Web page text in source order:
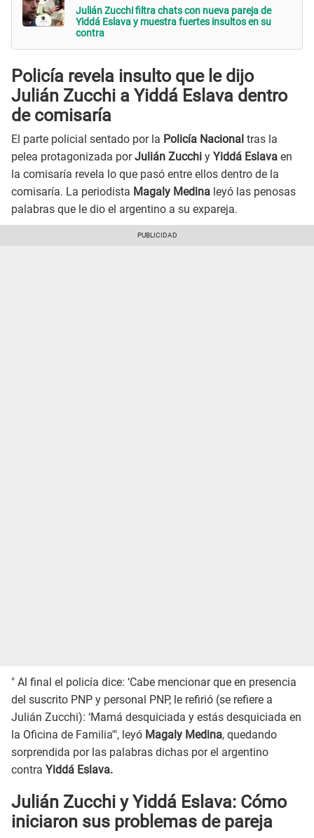
Julián Zucchi filtra chats con nueva pareja de
Yiddá Eslava y muestra fuertes insultos en su
contra
Policía revela insulto que le dijo
Julián Zucchi a Yiddá Eslava dentro
de comisaría
El parte policial sentado por la Policía Nacional tras la
pelea protagonizada porJulián Zucchi y Yiddá Eslava en
la comisaría revela lo que pasó entre ellos dentro de la
comisaría. La periodista Magaly Medina leyó las penosas
palabras que le dio el argentino a su expareja.
" Al final el policía dice: ‘Cabe mencionar que en presencia
del suscrito PNP y personal PNP, le refirió (se refiere a
Julián Zucchi): ‘Mamá desquiciada y estás desquiciada en
la Oficina de Familia'", leyó Magaly Medina, quedando
sorprendida por las palabras dichas por el argentino
contra Yiddá Eslava.
Julián Zucchi y Yiddá Eslava: Cómo
iniciaron sus problemas de pareja